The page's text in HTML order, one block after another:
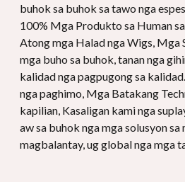
buhok sa buhok sa tawo nga
100% Mga Produkto sa Human
Atong mga Halad nga Wigs, Mga
mga buho sa buhok, tanan nga
kalidad nga pagpugong sa
nga paghimo, Mga Batakang
kapilian, Kasaligan kami nga
aw sa buhok nga mga solusyon sa
magbalantay, ug global nga mga